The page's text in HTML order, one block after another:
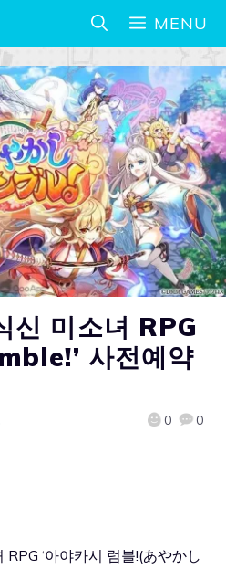
MENU
미소녀 RPG
사전예약
0 0
‘아야카시 럼블!(あやかし